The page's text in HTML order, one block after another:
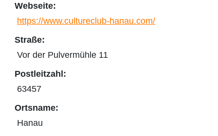
Webseite:
https://www.cultureclub-hanau.com/
Straße:
Vor der Pulvermühle 11
Postleitzahl:
63457
Ortsname:
Hanau